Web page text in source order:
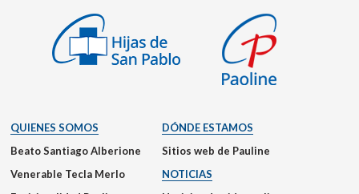
QUIENES SOMOS
Beato Santiago Alberione
Venerable Tecla Merlo
DÓNDE ESTAMOS
Sitios web de Pauline
NOTICIAS